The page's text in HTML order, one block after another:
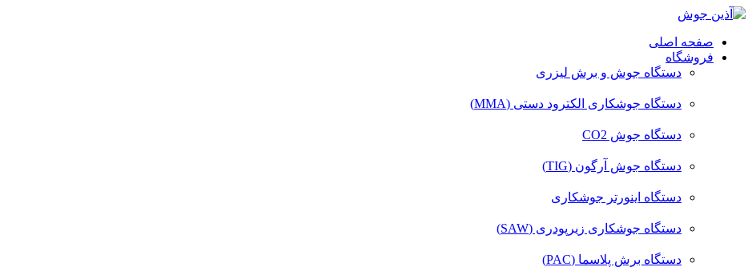
صفحه اصلی
فروشگاه
دستگاه جوش و برش لیزری
دستگاه جوشکاری الکترود دستی (MMA)
دستگاه جوش CO2
دستگاه جوش آرگون (TIG)
دستگاه اینورتر جوشکاری
دستگاه جوشکاری زیرپودری (SAW)
دستگاه برش پلاسما (PAC)